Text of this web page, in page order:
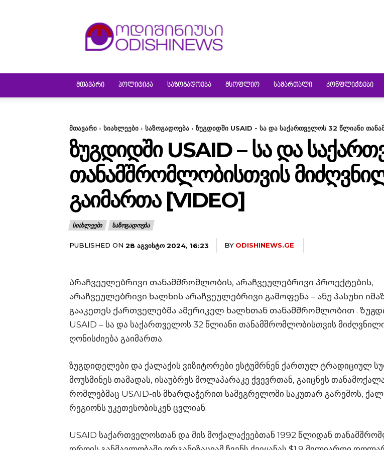
ᲛᲗᲐᲕᲐᲠᲘ ᲞᲝᲚᲘᲢᲘᲙᲐ ᲡᲐᲖᲝᲒᲐᲓᲝᲔᲑᲐ ᲛᲡᲝᲤᲚᲘᲝ ᲡᲐᲛᲐᲠᲗᲐᲚᲘ ᲙᲝᲜᲤᲚᲘᲥᲢᲔᲑᲘ
მთავარი სიახლეები საზოგადოება ზუგდიდში USAID - სა და საქართველოს 32 წლიანი
ᲖᲣᲒᲓᲘᲓᲨᲘ USAID – ᲡᲐ ᲓᲐ
ᲗᲐᲜᲐᲛᲨᲠᲝᲛᲚᲝᲑᲘᲡᲗᲕᲘᲡ
ᲒᲐᲘᲛᲐᲠᲗᲐ [VIDEO]
ᲡᲘᲐᲮᲚᲔᲔᲑᲘ ᲡᲐᲖᲝᲒᲐᲓᲝᲔᲑᲐ
PUBLISHED ON 28 ᲐᲒᲕᲘᲡᲢᲝ 2024, 16:23 BY ODISHINEWS.GE
Არაჩვეულებრივი თანამშრომლობის, არაჩვეულებრივი პროექტების,
არაჩვეულებრივი ხალხის არაჩვეულებრივი გამოფენა – ანუ პასუხი
გააკეთეს ქართველებმა ამერიკელ ხალხთან თანამშრომლობით .
USAID – სა და საქართველოს 32 წლიანი თანამშრომლობისთვის
ღონისძიება გაიმართა.
ზუგდიდელები და ქალაქის ვიზიტორები ესტუმრნენ ქართულ ტრადიციულ
მოუსმინეს თამადას, ისაუბრეს მოლაპარაკე ქვევრთან, გაიცნეს
რომლებმაც USAID-ის მხარდაჭერით სამეგრელოში საკუთარ გარემოს,
რეგიონს უკეთესობისკენ ცვლიან.
USAID საქართველოსთან და მის მოქალაქეებთან 1992 წლიდან